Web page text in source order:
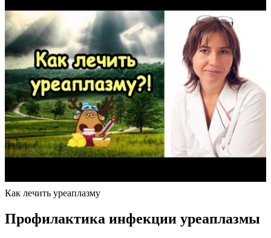
Как лечить уреаплазму
Профилактика инфекции уреаплазмы